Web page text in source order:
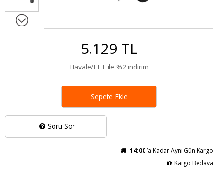
Soru Sor
5.129 TL
Havale/EFT ile %2 indirim
14:00’a Kadar Aynı Gün Kargo
Kargo Bedava
Sepete Ekle